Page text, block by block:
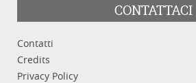
CONTATTACI
Contatti
Credits
Privacy Policy